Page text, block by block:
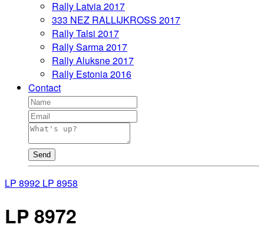
Rally Latvia 2017
333 NEZ RALLIJKROSS 2017
Rally Talsi 2017
Rally Sarma 2017
Rally Aluksne 2017
Rally Estonia 2016
Contact
Send
LP 8992 LP 8958
LP 8972